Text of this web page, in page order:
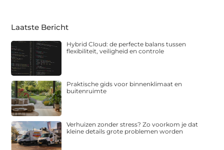
Laatste Bericht
Hybrid Cloud: de perfecte balans tussen
flexibiliteit, veiligheid en controle
Praktische gids voor binnenklimaat en
buitenruimte
Verhuizen zonder stress? Zo voorkom je dat
kleine details grote problemen worden